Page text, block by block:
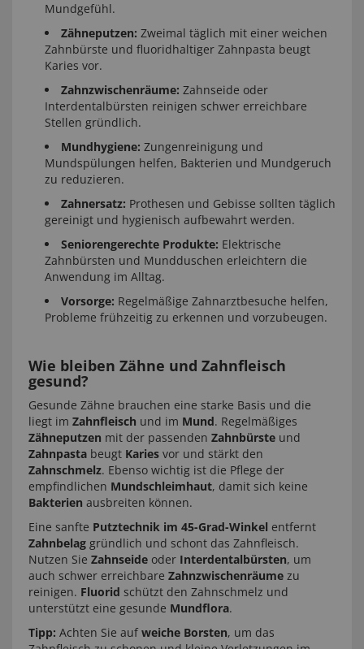
Mundgefühl.
Zähneputzen: Zweimal täglich mit einer weichen
Zahnbürste und fluoridhaltiger Zahnpasta beugt
Karies vor.
Zahnzwischenräume: Zahnseide oder
Interdentalbürsten reinigen schwer erreichbare
Stellen gründlich.
Mundhygiene: Zungenreinigung und
Mundspülungen helfen, Bakterien und Mundgeruch
zu reduzieren.
Zahnersatz: Prothesen und Gebisse sollten täglich
gereinigt und hygienisch aufbewahrt werden.
Seniorengerechte Produkte: Elektrische
Zahnbürsten und Mundduschen erleichtern die
Anwendung im Alltag.
Vorsorge: Regelmäßige Zahnarztbesuche helfen,
Probleme frühzeitig zu erkennen und vorzubeugen.
Wie bleiben Zähne und Zahnfleisch
gesund?
Gesunde Zähne brauchen eine starke Basis und die
liegt im Zahnfleisch und im Mund. Regelmäßiges
Zähneputzen mit der passenden Zahnbürste und
Zahnpasta beugt Karies vor und stärkt den
Zahnschmelz. Ebenso wichtig ist die Pflege der
empfindlichen Mundschleimhaut, damit sich keine
Bakterien ausbreiten können.
Eine sanfte Putztechnik im 45-Grad-Winkel entfernt
Zahnbelag gründlich und schont das Zahnfleisch.
Nutzen Sie Zahnseide oder Interdentalbürsten, um
auch schwer erreichbare Zahnzwischenräume zu
reinigen. Fluorid schützt den Zahnschmelz und
unterstützt eine gesunde Mundflora.
Tipp: Achten Sie auf weiche Borsten, um das